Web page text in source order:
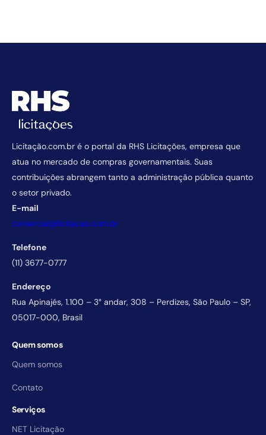
Licitação.com.br é o portal da RHS Licitações, empresa que
atua no mercado de compras governamentais. Suas
contribuições abrangem tanto a administração pública quanto
o setor privado.
E-mail
comercial@licitacao.com.br
Telefone
(11) 3677-0777
Endereço
Rua Apinajés, 1.100 – 3° andar, 308 – Perdizes, São Paulo – SP,
05017-000, Brasil
Quem somos
Quem somos
Contato
Serviços
NET Licitação